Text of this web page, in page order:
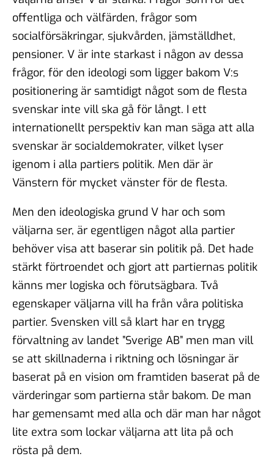
offentliga och välfärden, frågor som
socialförsäkringar, sjukvården, jämställdhet,
pensioner. V är inte starkast i någon av dessa
frågor, för den ideologi som ligger bakom V:s
positionering är samtidigt något som de flesta
svenskar inte vill ska gå för långt. I ett
internationellt perspektiv kan man säga att alla
svenskar är socialdemokrater, vilket lyser
igenom i alla partiers politik. Men där är
Vänstern för mycket vänster för de flesta.
Men den ideologiska grund V har och som
väljarna ser, är egentligen något alla partier
behöver visa att baserar sin politik på. Det hade
stärkt förtroendet och gjort att partiernas politik
känns mer logiska och förutsägbara. Två
egenskaper väljarna vill ha från våra politiska
partier. Svensken vill så klart har en trygg
förvaltning av landet ”Sverige AB” men man vill
se att skillnaderna i riktning och lösningar är
baserat på en vision om framtiden baserat på de
värderingar som partierna står bakom. De man
har gemensamt med alla och där man har något
lite extra som lockar väljarna att lita på och
rösta på dem.